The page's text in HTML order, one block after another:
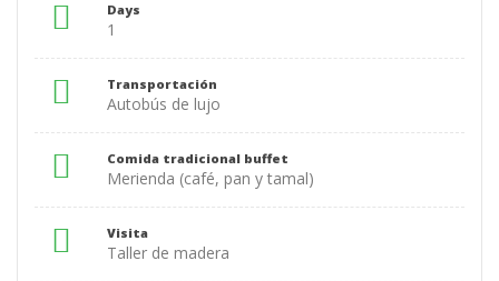
Days
1
Transportación
Autobús de lujo
Comida tradicional buffet
Merienda (café, pan y tamal)
Visita
Taller de madera